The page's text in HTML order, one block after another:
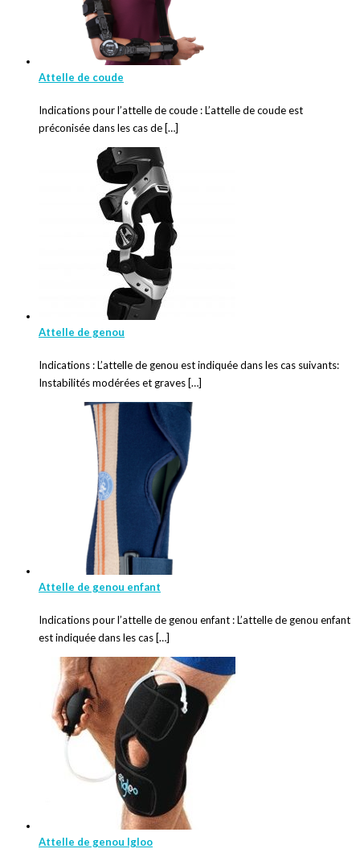
Attelle de coude
Indications pour l’attelle de coude : L’attelle de coude est
préconisée dans les cas de […]
Attelle de genou
Indications : L’attelle de genou est indiquée dans les cas suivants:
Instabilités modérées et graves […]
Attelle de genou enfant
Indications pour l’attelle de genou enfant : L’attelle de genou enfant
est indiquée dans les cas […]
Attelle de genou Igloo